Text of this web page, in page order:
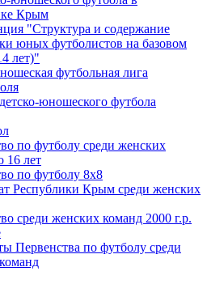
Крым
"Структура и содержание
юных футболистов на базовом
лет)"
футбольная лига
юношеского футбола
по футболу среди женских
16 лет
по футболу 8х8
Республики Крым среди женских
среди женских команд 2000 г.р.
Первенства по футболу среди